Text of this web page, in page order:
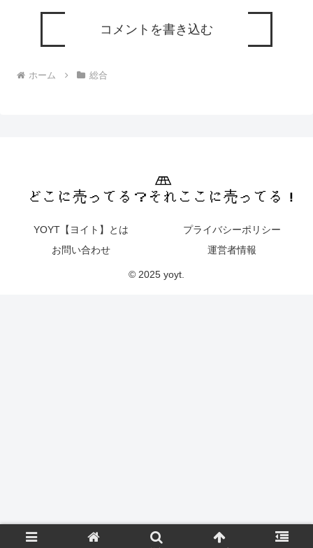
コメントを書き込む
ホーム 総合
YOYT【ヨイト】とは
プライバシーポリシー
お問い合わせ
運営者情報
© 2025 yoyt.